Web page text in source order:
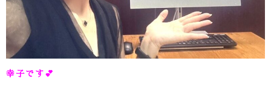
幸子です 💕